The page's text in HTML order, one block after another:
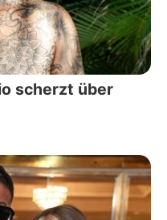
scherzt über